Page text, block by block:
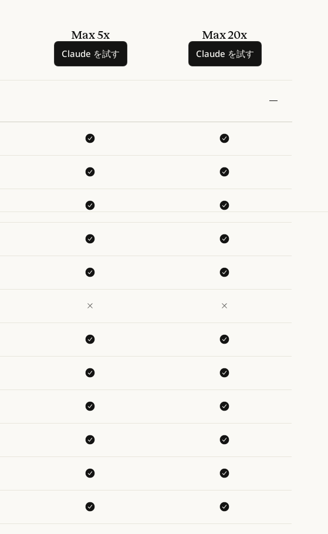
Max 5x
Claude を試す
Claude を試す
Max 20x
Claude を試す
Claude を試す